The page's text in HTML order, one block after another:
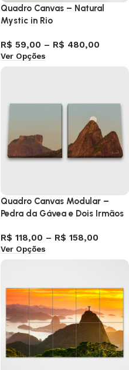
Quadro Canvas – Natural
Mystic in Rio
R$ 59,00 – R$ 480,00
Ver Opções
Quadro Canvas Modular –
Pedra da Gávea e Dois Irmãos
R$ 118,00 – R$ 158,00
Ver Opções